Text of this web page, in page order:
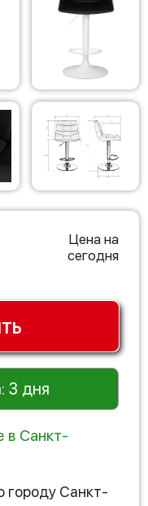
Цена на
сегодня
3 дня
в Санкт-
городу Санкт-